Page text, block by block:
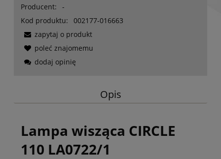
Producent:
-
Kod produktu:
002177-016663
zapytaj o produkt
poleć znajomemu
dodaj opinię
Opis
Lampa wisząca CIRCLE
110 LA0722/1